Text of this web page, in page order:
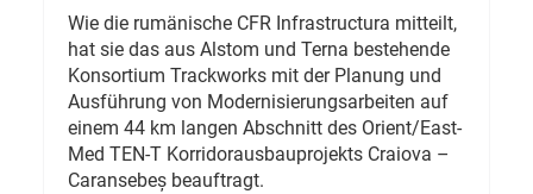
Wie die rumänische CFR Infrastructura mitteilt,
hat sie das aus Alstom und Terna bestehende
Konsortium Trackworks mit der Planung und
Ausführung von Modernisierungsarbeiten auf
einem 44 km langen Abschnitt des Orient/East-
Med TEN-T Korridorausbauprojekts Craiova –
Caransebeș beauftragt.